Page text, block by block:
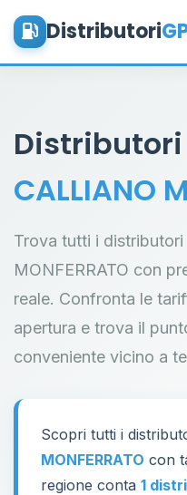
Distributori
Distributori
CALLIANO
Trova tutti i
MONFERRATO con
reale. Confronta le
apertura e trova il
conveniente vicino a
Scopri tutti i
MONFERRATO con
regione conta 1